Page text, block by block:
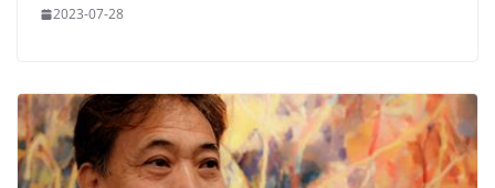
2023-07-28